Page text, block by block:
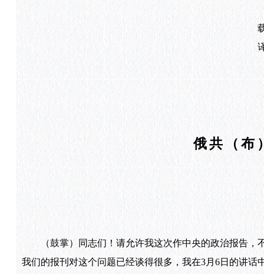
俄共（布
（鼓掌）同志们！请允许我这次作中央的政治报告，
我们的报刊对这个问题已经谈得很多，我在3月6日的讲